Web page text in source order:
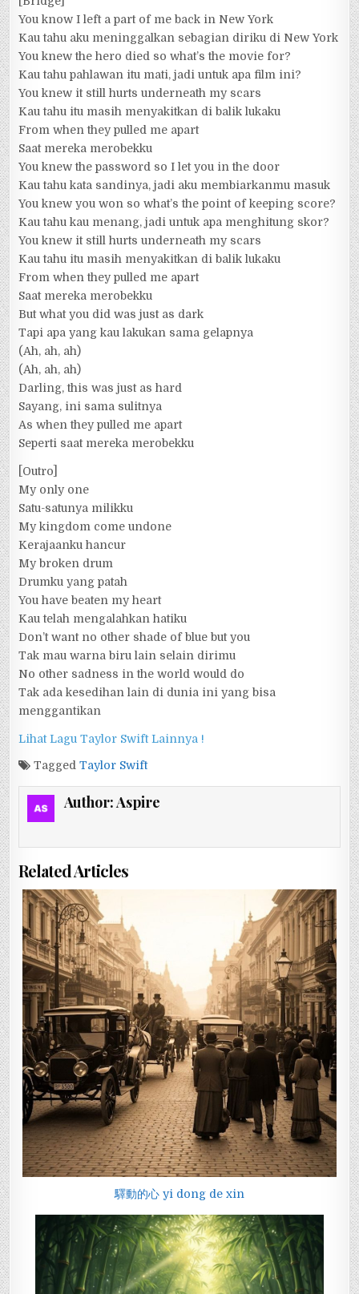
You know I left a part of me back in New York
Kau tahu aku meninggalkan sebagian diriku di New York
You knew the hero died so what’s the movie for?
Kau tahu pahlawan itu mati, jadi untuk apa film ini?
You knew it still hurts underneath my scars
Kau tahu itu masih menyakitkan di balik lukaku
From when they pulled me apart
Saat mereka merobekku
You knew the password so I let you in the door
Kau tahu kata sandinya, jadi aku membiarkanmu masuk
You knew you won so what’s the point of keeping score?
Kau tahu kau menang, jadi untuk apa menghitung skor?
You knew it still hurts underneath my scars
Kau tahu itu masih menyakitkan di balik lukaku
From when they pulled me apart
Saat mereka merobekku
But what you did was just as dark
Tapi apa yang kau lakukan sama gelapnya
(Ah, ah, ah)
(Ah, ah, ah)
Darling, this was just as hard
Sayang, ini sama sulitnya
As when they pulled me apart
Seperti saat mereka merobekku
[Outro]
My only one
Satu-satunya milikku
My kingdom come undone
Kerajaanku hancur
My broken drum
Drumku yang patah
You have beaten my heart
Kau telah mengalahkan hatiku
Don’t want no other shade of blue but you
Tak mau warna biru lain selain dirimu
No other sadness in the world would do
Tak ada kesedihan lain di dunia ini yang bisa
menggantikan
Lihat Lagu Taylor Swift Lainnya !
TaggedTaylor Swift
Author:Aspire
Related Articles
驛動的心 yi dong de xin